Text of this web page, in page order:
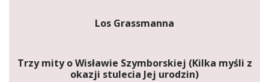
Los Grassmanna
Trzy mity o Wisławie Szymborskiej (Kilka myśli z
okazji stulecia Jej urodzin)